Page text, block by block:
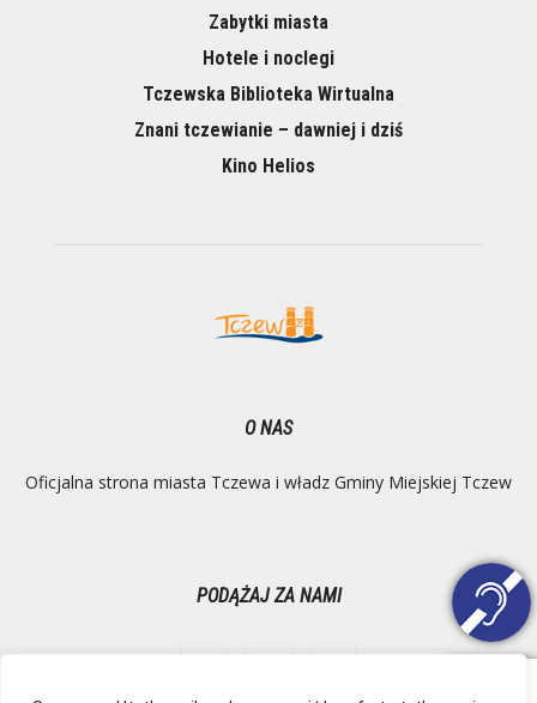
Zabytki miasta
Hotele i noclegi
Tczewska Biblioteka Wirtualna
Znani tczewianie – dawniej i dziś
Kino Helios
O NAS
Oficjalna strona miasta Tczewa i władz Gminy Miejskiej Tczew
PODĄŻAJ ZA NAMI